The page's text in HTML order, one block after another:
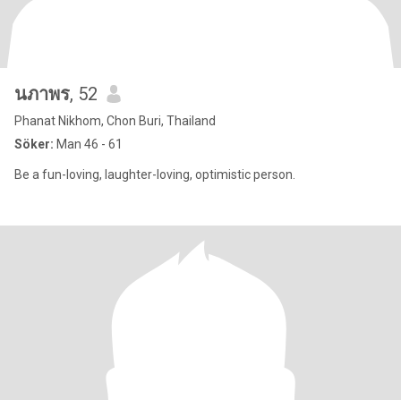
นภาพร, 52
Phanat Nikhom, Chon Buri, Thailand
Söker: Man 46 - 61
Be a fun-loving, laughter-loving, optimistic person.